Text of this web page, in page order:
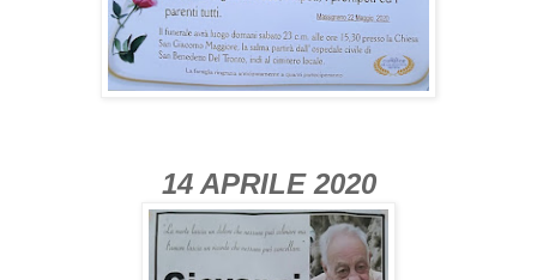
14 APRILE 2020